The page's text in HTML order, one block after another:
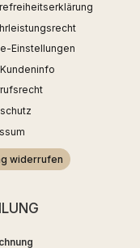
Einstellungen
Kundeninfo
widerrufen